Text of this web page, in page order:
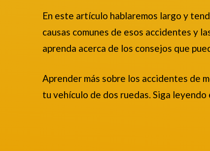
En este artículo hablaremos largo y
causas comunes de esos accidentes y
aprenda acerca de los consejos que
Aprender más sobre los accidentes de
tu vehículo de dos ruedas. Siga